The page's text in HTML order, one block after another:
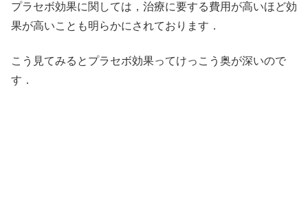
プラセボ効果に関しては，治療に要する費用が高いほど効
果が高いことも明らかにされております．
こう見てみるとプラセボ効果ってけっこう奥が深いので
す．